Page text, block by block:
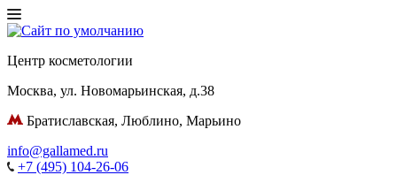
Центр косметологии
Москва, ул. Новомарьинская, д.38
Братиславская, Люблино, Марьино
info@gallamed.ru
+7 (495) 104-26-06